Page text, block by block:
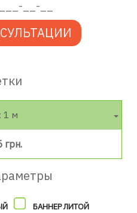
1 м
грн.
БАННЕР ЛИТОЙ